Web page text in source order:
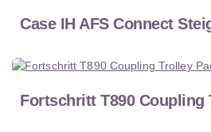
Case IH AFS Connect
Fortschritt T890 Coupling